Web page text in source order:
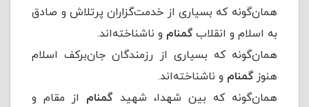
همان‌گونه که بسیاری از خدمت‌گزاران پرتلاش و صادق
به اسلام و انقلابگمنام و ناشناخته‌اند.
همان‌گونه که بسیاری از رزمندگان جان‌برکف اسلام
هنوزگمنام و ناشناخته‌اند.
همان‌گونه که بین شهدا، شهیدگمنام از مقام و